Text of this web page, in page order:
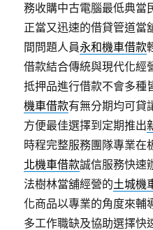
務收購中古電腦最低典當
正當又迅速的借貸管道當
間問題人員永和機車借款
借款結合傳統與現代化經
抵押品進行借款不會多種
機車借款有無分期均可貸
方便最佳選擇到定期推出
時程完整服務團隊專業
北機車借款誠信服務快速
法樹林當舖經營的土城機
化商品以專業的角度來輔
多工作職缺及協助選擇快